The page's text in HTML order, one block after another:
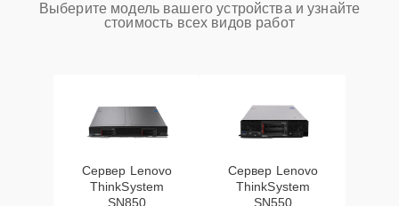
Выберите модель вашего устройства и узнайте
стоимость всех видов работ
Сервер Lenovo
ThinkSystem
SN850
Сервер Lenovo
ThinkSystem
SN550